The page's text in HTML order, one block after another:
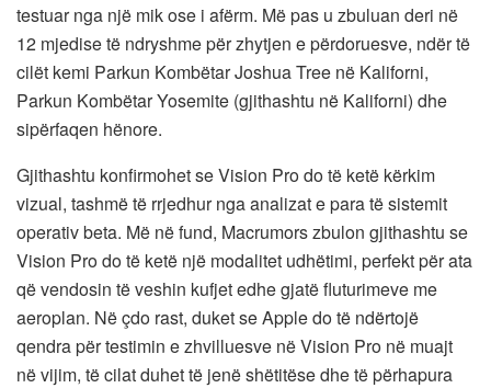
testuar nga një mik ose i afërm. Më pas u zbuluan deri në
12 mjedise të ndryshme për zhytjen e përdoruesve, ndër të
cilët kemi Parkun Kombëtar Joshua Tree në Kaliforni,
Parkun Kombëtar Yosemite (gjithashtu në Kaliforni) dhe
sipërfaqen hënore.
Gjithashtu konfirmohet se Vision Pro do të ketë kërkim
vizual, tashmë të rrjedhur nga analizat e para të sistemit
operativ beta. Më në fund, Macrumors zbulon gjithashtu se
Vision Pro do të ketë një modalitet udhëtimi, perfekt për ata
që vendosin të veshin kufjet edhe gjatë fluturimeve me
aeroplan. Në çdo rast, duket se Apple do të ndërtojë
qendra për testimin e zhvilluesve në Vision Pro në muajt
në vijim, të cilat duhet të jenë shëtitëse dhe të përhapura